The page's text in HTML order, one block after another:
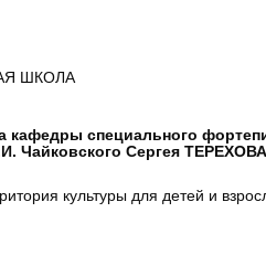
ШКОЛА
кафедры специального
Чайковского Сергея
культуры для детей и